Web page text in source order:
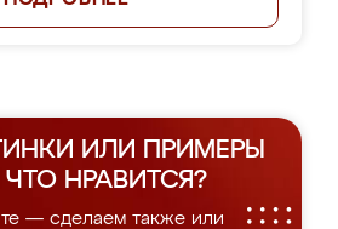
ИЛИ ПРИМЕРЫ
ЧТО НРАВИТСЯ?
— сделаем также или